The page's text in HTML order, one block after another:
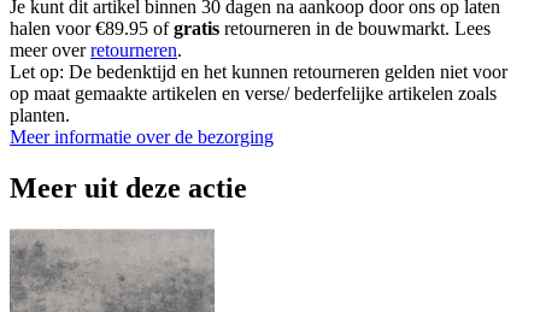
Je kunt dit artikel binnen 30 dagen na aankoop door ons op laten
halen voor €89.95 ofgratis retourneren in de bouwmarkt. Lees
meer overretourneren.
Let op: De bedenktijd en het kunnen retourneren gelden niet voor
op maat gemaakte artikelen en verse/ bederfelijke artikelen zoals
planten.
Meer informatie over de bezorging
Meer uit deze actie